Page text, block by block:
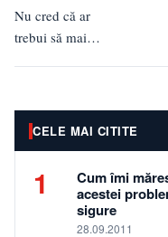
Nu cred că ar
trebui să mai
observat că
CELE MAI CITITE
1
Cum îmi
acestei
sigure
28.09.2011